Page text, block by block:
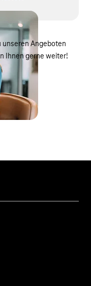
unseren Angeboten
Ihnen gerne weiter!